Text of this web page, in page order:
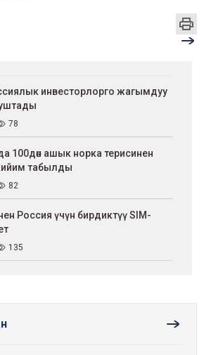
инвесторлорго жагымдуу
78
100дөн ашык норка терисинен
табылды
82
Россия үчүн бирдиктүү SIM-
135